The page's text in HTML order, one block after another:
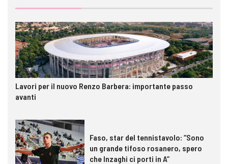
Lavori per il nuovo Renzo Barbera: importante passo
avanti
Faso, star del tennistavolo: “Sono
un grande tifoso rosanero, spero
che Inzaghi ci porti in A”